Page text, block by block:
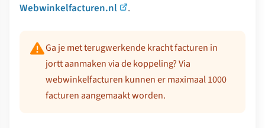
Webwinkelfacturen.nl
.
Ga je met terugwerkende kracht facturen in
jortt aanmaken via de koppeling? Via
webwinkelfacturen kunnen er maximaal 1000
facturen aangemaakt worden.